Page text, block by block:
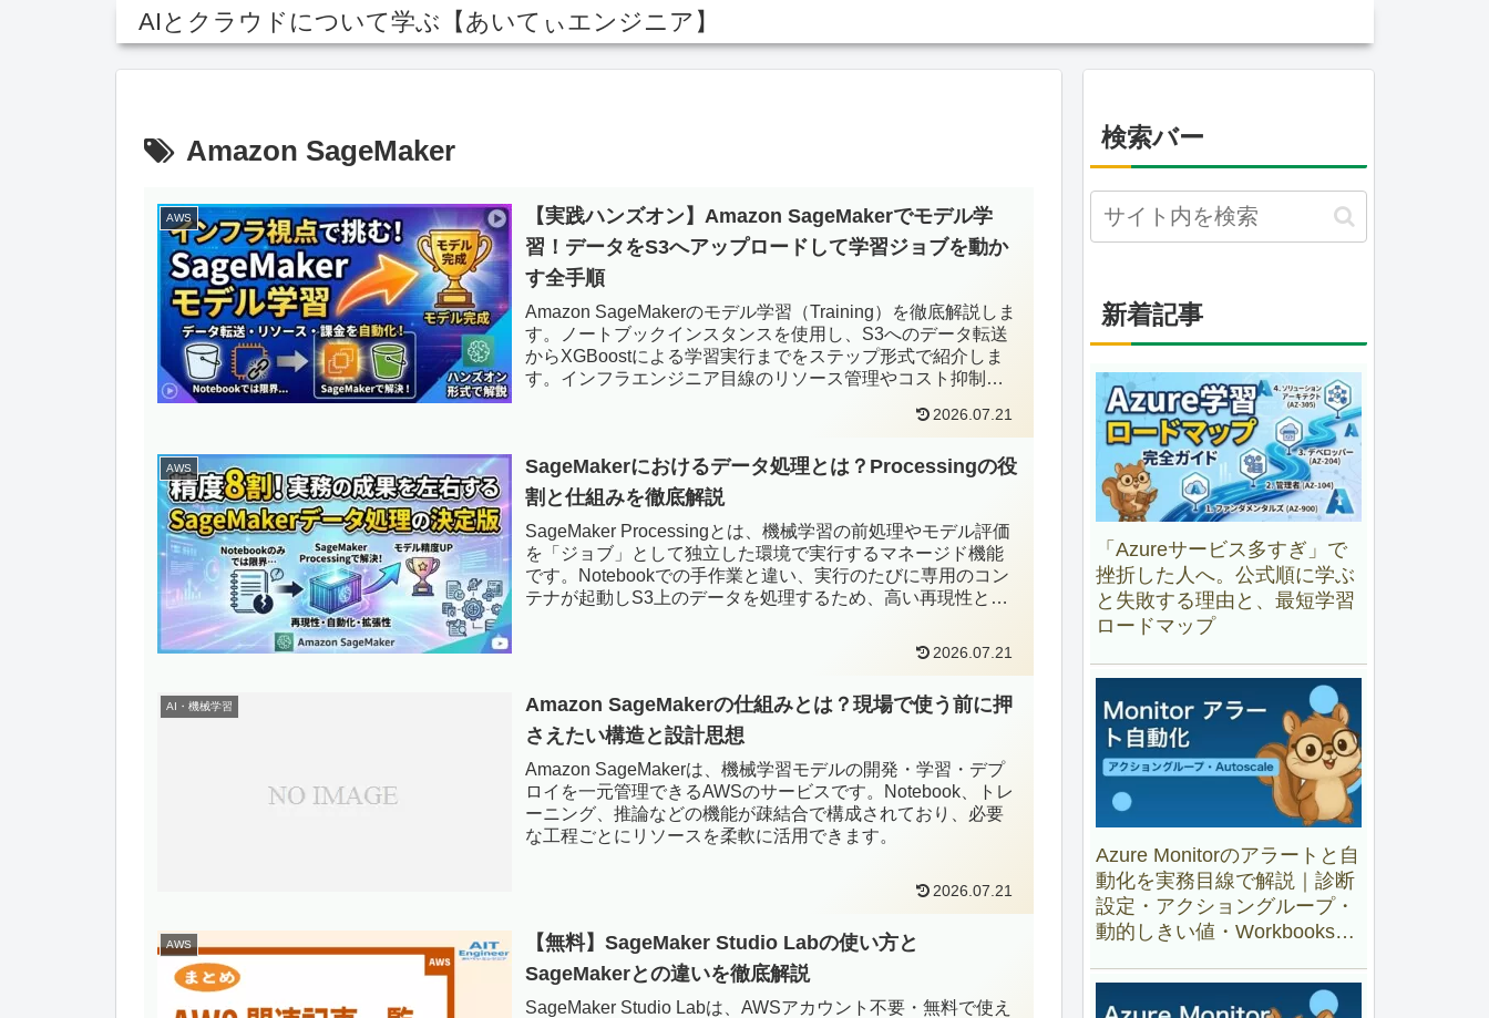
AIとクラウドについて学ぶ【あいてぃエンジニア】
Amazon SageMaker
AWS
【実践ハンズオン】Amazon SageMakerでモデル学
習！データをS3へアップロードして学習ジョブを動か
す全手順
Amazon SageMakerのモデル学習（Training）を徹底解説しま
す。ノートブックインスタンスを使用し、S3へのデータ転送
からXGBoostによる学習実行までをステップ形式で紹介しま
す。インフラエンジニア目線のリソース管理やコスト抑制の
2026.07.21
AWS
SageMakerにおけるデータ処理とは？Processingの役
割と仕組みを徹底解説
SageMaker Processingとは、機械学習の前処理やモデル評価
を「ジョブ」として独立した環境で実行するマネージド機能
です。Notebookでの手作業と違い、実行のたびに専用のコン
テナが起動しS3上のデータを処理するため、高い再現性とス
2026.07.21
AI・機械学習
Amazon SageMakerの仕組みとは？現場で使う前に押
さえたい構造と設計思想
Amazon SageMakerは、機械学習モデルの開発・学習・デプ
ロイを一元管理できるAWSのサービスです。Notebook、トレ
ーニング、推論などの機能が疎結合で構成されており、必要
な工程ごとにリソースを柔軟に活用できます。
2026.07.21
AWS
【無料】SageMaker Studio Labの使い方と
SageMakerとの違いを徹底解説
SageMaker Studio Labは、AWSアカウント不要・無料で使え
検索バー
新着記事
「Azureサービス多すぎ」で
挫折した人へ。公式順に学ぶ
と失敗する理由と、最短学習
ロードマップ
Azure Monitorのアラートと自
動化を実務目線で解説｜診断
設定・アクショングループ・
動的しきい値・Workbooks・